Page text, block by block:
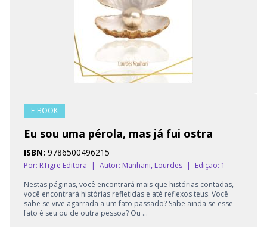
E-BOOK
Eu sou uma pérola, mas já fui ostra
ISBN: 9786500496215
Por: RTigre Editora | Autor: Manhani, Lourdes |
Edição: 1
Nestas páginas, você encontrará mais que histórias contadas,
você encontrará histórias refletidas e até reflexos teus. Você
sabe se vive agarrada a um fato passado? Sabe ainda se esse
fato é seu ou de outra pessoa? Ou ...